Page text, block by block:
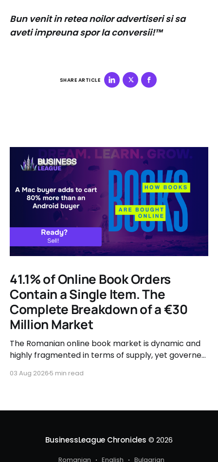
Bun venit in retea noilor advertiseri si sa
aveti impreuna spor la conversii!™
SHARE ARTICLE
41.1% of Online Book Orders
Contain a Single Item. The
Complete Breakdown of a €30
Million Market
The Romanian online book market is dynamic and
highly fragmented in terms of supply, yet governed
user behavior.
03 Aug 2026 5 min read
BusinessLeague Chronicles © 2026
Romanian English Bulgarian